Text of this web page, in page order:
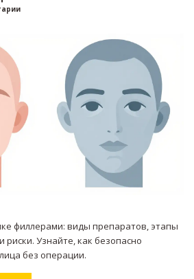
филлерами: виды препаратов, этапы
риски. Узнайте, как безопасно
без операции.